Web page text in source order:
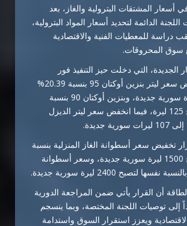
أسعار المشتقات البترولية والغاز، بعد
الدائمة لتحديد أسعار المواد البترولية،
دراسة للمعطيات الفنية والاقتصادية
سوق المحروقات.
التي دخلت حيز التنفيذ فور
صدورها، تخفيض سعر ليتر بنزين أوكتان 95 بنسبة 20.39%
ليصبح 130 ليرة سورية جديدة، وبنزين أوكتان 90 بنسبة
19.97% ليصبح 125 ليرة، فيما انخفض سعر ليتر الديزل
تخفيض سعر أسطوانة الغاز المنزلية بنسبة
15.49% لتصبح 1500 ليرة سورية جديدة، وسعر أسطوانة
لتصبح 2400 ليرة سورية جديدة.
أن القرار يأتي ضمن المراجعة الدورية
إلى توصيات اللجنة المختصة، وبما ينسجم
ويعزز استقرار السوق واستدامة